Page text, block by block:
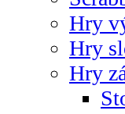
Hry
Hry
Hry